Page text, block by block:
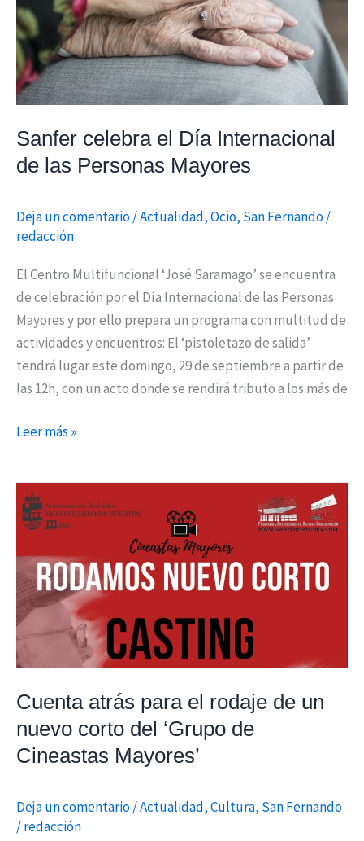
Sanfer celebra el Día Internacional
de las Personas Mayores
Deja un comentario/Actualidad,Ocio, San Fernando/
redacción
El Centro Multifuncional ‘José Saramago’ se encuentra
de celebración por el Día Internacional de las Personas
Mayores y por ello prepara un programa con multitud de
actividades y encuentros: El ‘pistoletazo de salida’
tendrá lugar este domingo, 29 de septiembre a partir de
las 12h, con un acto donde se rendirá tributo a los más de
de
las
Personas
Mayores
Leer más »
Cuenta atrás para el rodaje de un
nuevo corto del ‘Grupo de
Cineastas Mayores’
Deja un comentario/Actualidad,Cultura, San Fernando
/redacción
Cuenta
atrás
el
rodaje
de
un
nuevo
del
‘Grupo
de
Cineastas